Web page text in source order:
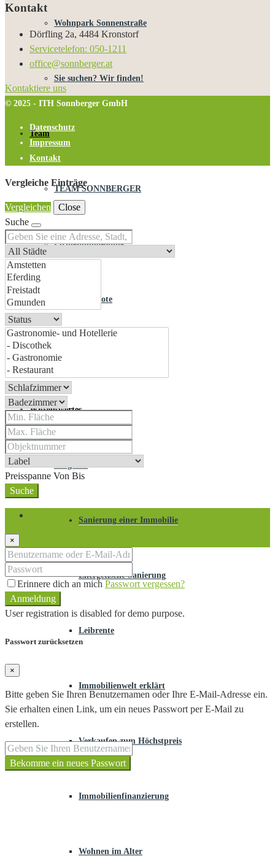
Wohnpark Sonnenstraße
Sie suchen? Wir finden!
Team
TEAM SONNBERGER
Firmenphilosophie
Stellenangebote
Kontakt
Wissenswertes
Sanierung einer Immobilie
Energetische Sanierung
Leibrente
Immobilienwelt erklärt
Verkaufen zum Höchstpreis
Immobilienfinanzierung
Wohnen im Alter
Kontakt
Dörfling 2a, 4484 Kronstorf
Servicetelefon: 050-1211
office@sonnberger.at
Kontaktiere uns
© 2025 - ITH Sonnberger GmbH
Datenschutz
Impressum
Kontakt
Vergleiche Einträge
Vergleichen
Close
Suche
Preisspanne Von Bis
Suche
×
Erinnere dich an michPasswort vergessen?
Anmeldung
User registration is disabled for demo purpose.
Passwort zurücksetzen
×
Bitte geben Sie Ihren Benutzernamen oder Ihre E-Mail-Adresse ein.
Sie erhalten einen Link, um ein neues Passwort per E-Mail zu
erstellen.
Bekomme ein neues Passwort